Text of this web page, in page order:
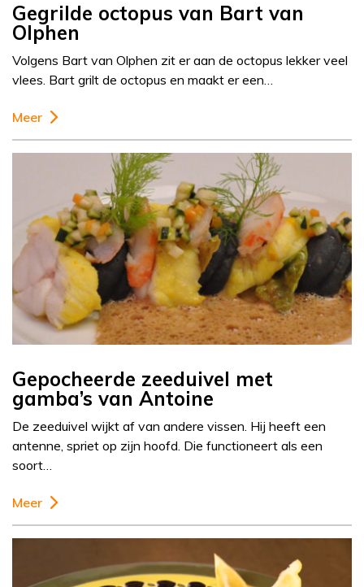
Gegrilde octopus van Bart van
Olphen
Volgens Bart van Olphen zit er aan de octopus lekker veel
vlees. Bart grilt de octopus en maakt er een…
Meer
Gepocheerde zeeduivel met
gamba’s van Antoine
De zeeduivel wijkt af van andere vissen. Hij heeft een
antenne, spriet op zijn hoofd. Die functioneert als een
soort…
Meer